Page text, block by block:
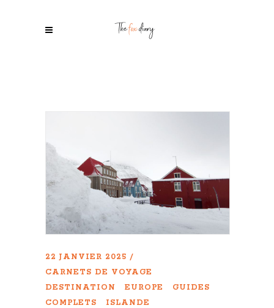
22 JANVIER 2025
CARNETS DE VOYAGE
DESTINATION
EUROPE
GUIDES
COMPLETS
ISLANDE